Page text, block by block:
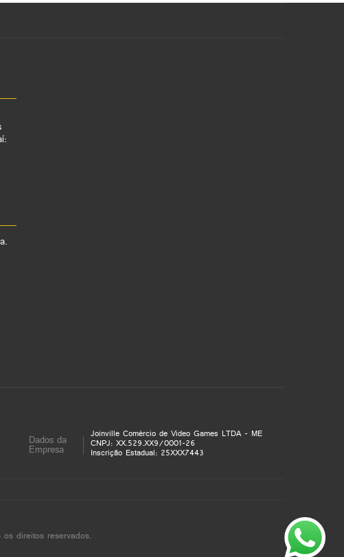
Dados da
Empresa
Joinville Comércio de Video Games LTDA - ME
CNPJ: XX.529.XX9/0001-26
Inscrição Estadual: 25XXX7443
direitos reservados.